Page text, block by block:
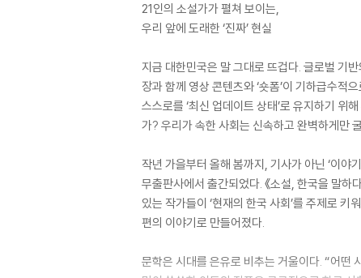
21인의 소설가가 펼쳐 보이는,
우리 앞에 도래한 ‘진짜’ 현실
지금 대한민국은 말 그대로 뜨겁다. 글로벌 기
장과 함께 영상 콘텐츠와 ‘숏폼’이 기하급수적
스스로를 ‘최신 업데이트 상태’로 유지하기 위
가? 우리가 속한 사회는 신속하고 완벽하게만
작년 가을부터 올해 봄까지, 기사가 아닌 ‘이야
무출판사에서 출간되었다. 《소설, 한국을 말
있는 작가들이 ‘현재의 한국 사회’를 주제로
편의 이야기로 만들어졌다.
문학은 시대를 은유로 비추는 거울이다. “어떤